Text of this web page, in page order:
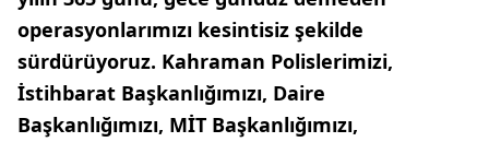
operasyonlarımızı kesintisiz şekilde
sürdürüyoruz. Kahraman Polislerimizi,
İstihbarat Başkanlığımızı, Daire
Başkanlığımızı, MİT Başkanlığımızı,